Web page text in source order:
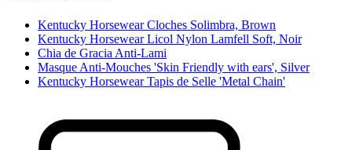
Kentucky Horsewear Cloches Solimbra, Brown
Kentucky Horsewear Licol Nylon Lamfell Soft, Noir
Chia de Gracia Anti-Lami
Masque Anti-Mouches 'Skin Friendly with ears', Silver
Kentucky Horsewear Tapis de Selle 'Metal Chain'